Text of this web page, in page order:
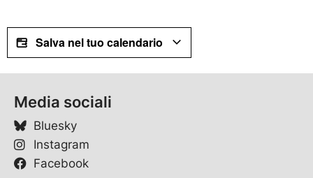
Salva nel tuo calendario
Media sociali
Bluesky
Instagram
Facebook